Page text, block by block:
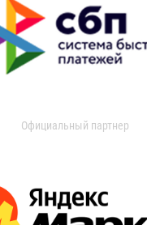
Официальный партнер